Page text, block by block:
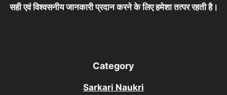
सही एवं विश्वसनीय जानकारी प्रदान करने के लिए हमेशा तत्पर रहती है।
Category
Sarkari Naukri